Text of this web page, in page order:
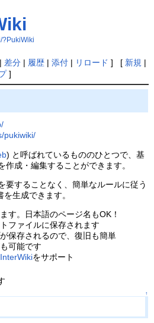
?PukiWiki
| 差分| 履歴| 添付| リロード ] [ 新規 |
]
pukiwiki/
) と呼ばれているもののひとつで、基
成・編集することができます。
要することなく、簡単なルールに従う
生成できます。
す。日本語のページ名もOK！
ファイルに保存されます
保存されるので、復旧も簡単
可能です
InterWikiをサポート
↑